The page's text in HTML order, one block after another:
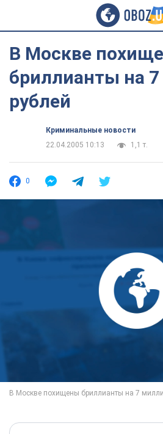
В Москве
бриллианты на
рублей
Криминальные новости
22.04.2005 10:13
1,1 т.
0